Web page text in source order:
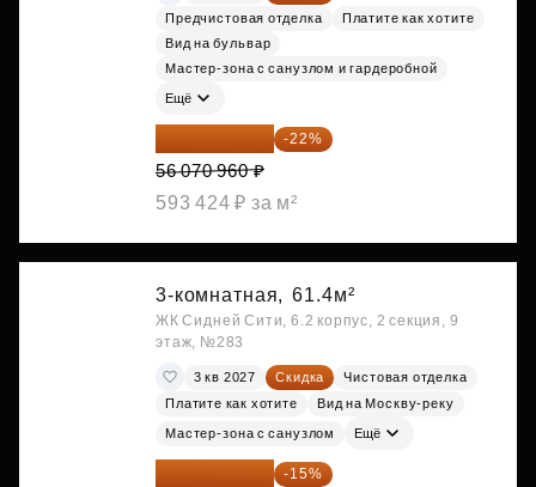
Предчистовая отделка
Платите как хотите
Вид на бульвар
Мастер-зона с санузлом и гардеробной
Ещё
43 735 349 ₽ -22%
56 070 960 ₽
593 424 ₽ за м²
3-комнатная, 61.4м²
ЖК Сидней Сити, 6.2 корпус, 2 секция, 9
этаж, №283
3 кв 2027 Скидка
Чистовая отделка
Платите как хотите
Вид на Москву-реку
Мастер-зона с санузлом Ещё
44 199 711 ₽ -15%